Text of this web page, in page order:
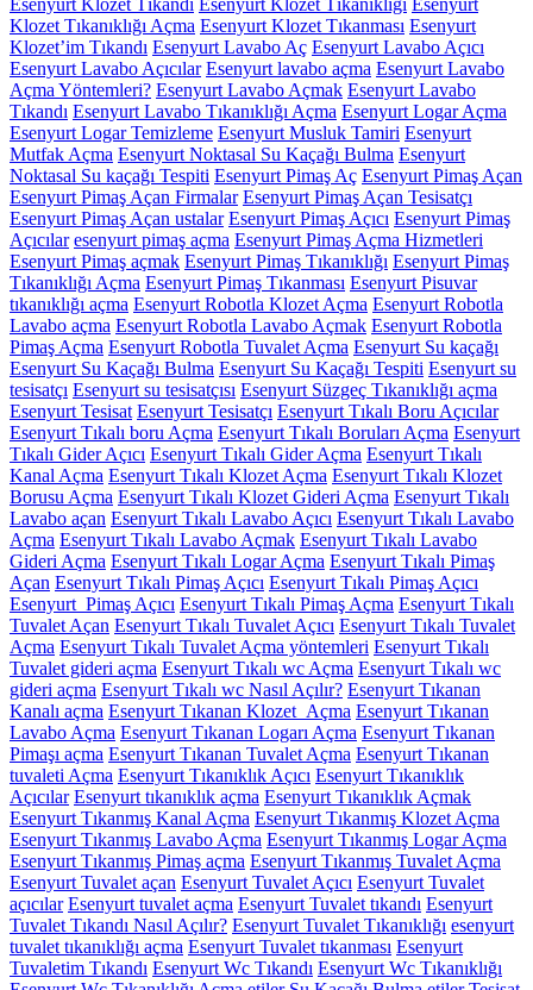
Klozet Tıkanıklığı Açma Esenyurt Klozet Tıkanması Esenyurt
Klozet’im Tıkandı Esenyurt Lavabo Aç Esenyurt Lavabo Açıcı
Esenyurt Lavabo Açıcılar Esenyurt lavabo açma Esenyurt Lavabo
Açma Yöntemleri? Esenyurt Lavabo Açmak Esenyurt Lavabo
Tıkandı Esenyurt Lavabo Tıkanıklığı Açma Esenyurt Logar Açma
Esenyurt Logar Temizleme Esenyurt Musluk Tamiri Esenyurt
Mutfak Açma Esenyurt Noktasal Su Kaçağı Bulma Esenyurt
Noktasal Su kaçağı Tespiti Esenyurt Pimaş Aç Esenyurt Pimaş Açan
Esenyurt Pimaş Açan Firmalar Esenyurt Pimaş Açan Tesisatçı
Esenyurt Pimaş Açan ustalar Esenyurt Pimaş Açıcı Esenyurt Pimaş
Açıcılar esenyurt pimaş açma Esenyurt Pimaş Açma Hizmetleri
Esenyurt Pimaş açmak Esenyurt Pimaş Tıkanıklığı Esenyurt Pimaş
Tıkanıklığı Açma Esenyurt Pimaş Tıkanması Esenyurt Pisuvar
tıkanıklığı açma Esenyurt Robotla Klozet Açma Esenyurt Robotla
Lavabo açma Esenyurt Robotla Lavabo Açmak Esenyurt Robotla
Pimaş Açma Esenyurt Robotla Tuvalet Açma Esenyurt Su kaçağı
Esenyurt Su Kaçağı Bulma Esenyurt Su Kaçağı Tespiti Esenyurt su
tesisatçı Esenyurt su tesisatçısı Esenyurt Süzgeç Tıkanıklığı açma
Esenyurt Tesisat Esenyurt Tesisatçı Esenyurt Tıkalı Boru Açıcılar
Esenyurt Tıkalı boru Açma Esenyurt Tıkalı Boruları Açma Esenyurt
Tıkalı Gider Açıcı Esenyurt Tıkalı Gider Açma Esenyurt Tıkalı
Kanal Açma Esenyurt Tıkalı Klozet Açma Esenyurt Tıkalı Klozet
Borusu Açma Esenyurt Tıkalı Klozet Gideri Açma Esenyurt Tıkalı
Lavabo açan Esenyurt Tıkalı Lavabo Açıcı Esenyurt Tıkalı Lavabo
Açma Esenyurt Tıkalı Lavabo Açmak Esenyurt Tıkalı Lavabo
Gideri Açma Esenyurt Tıkalı Logar Açma Esenyurt Tıkalı Pimaş
Açan Esenyurt Tıkalı Pimaş Açıcı Esenyurt Tıkalı Pimaş Açıcı
Esenyurt Pimaş Açıcı Esenyurt Tıkalı Pimaş Açma Esenyurt Tıkalı
Tuvalet Açan Esenyurt Tıkalı Tuvalet Açıcı Esenyurt Tıkalı Tuvalet
Açma Esenyurt Tıkalı Tuvalet Açma yöntemleri Esenyurt Tıkalı
Tuvalet gideri açma Esenyurt Tıkalı wc Açma Esenyurt Tıkalı wc
gideri açma Esenyurt Tıkalı wc Nasıl Açılır? Esenyurt Tıkanan
Kanalı açma Esenyurt Tıkanan Klozet Açma Esenyurt Tıkanan
Lavabo Açma Esenyurt Tıkanan Logarı Açma Esenyurt Tıkanan
Pimaşı açma Esenyurt Tıkanan Tuvalet Açma Esenyurt Tıkanan
tuvaleti Açma Esenyurt Tıkanıklık Açıcı Esenyurt Tıkanıklık
Açıcılar Esenyurt tıkanıklık açma Esenyurt Tıkanıklık Açmak
Esenyurt Tıkanmış Kanal Açma Esenyurt Tıkanmış Klozet Açma
Esenyurt Tıkanmış Lavabo Açma Esenyurt Tıkanmış Logar Açma
Esenyurt Tıkanmış Pimaş açma Esenyurt Tıkanmış Tuvalet Açma
Esenyurt Tuvalet açan Esenyurt Tuvalet Açıcı Esenyurt Tuvalet
açıcılar Esenyurt tuvalet açma Esenyurt Tuvalet tıkandı Esenyurt
Tuvalet Tıkandı Nasıl Açılır? Esenyurt Tuvalet Tıkanıklığı esenyurt
tuvalet tıkanıklığı açma Esenyurt Tuvalet tıkanması Esenyurt
Tuvaletim Tıkandı Esenyurt Wc Tıkandı Esenyurt Wc Tıkanıklığı